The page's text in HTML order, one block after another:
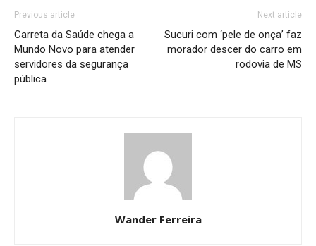
Previous article
Carreta da Saúde chega a
Mundo Novo para atender
servidores da segurança
pública
Next article
Sucuri com ‘pele de onça’ faz
morador descer do carro em
rodovia de MS
Wander Ferreira